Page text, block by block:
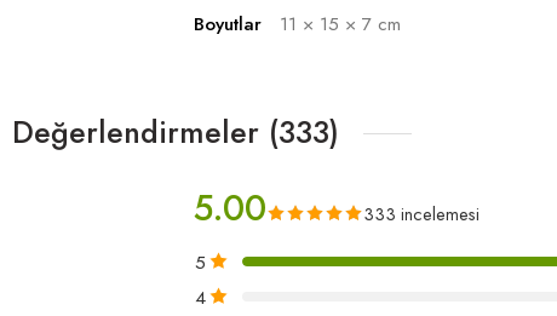
Boyutlar
11 × 15 × 7 cm
Değerlendirmeler (333)
5.00 333 incelemesi
5
4